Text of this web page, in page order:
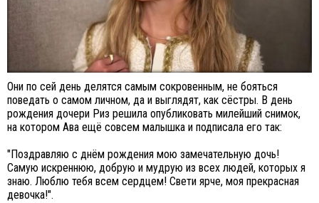
Они по сей день делятся самым сокровенным, не бояться
поведать о самом личном, да и выглядят, как сёстры. В день
рождения дочери Риз решила опубликовать милейший снимок,
на котором Ава ещё совсем малышка и подписала его так:
"Поздравляю с днём рождения мою замечательную дочь!
Самую искреннюю, добрую и мудрую из всех людей, которых я
знаю. Люблю тебя всем сердцем! Свети ярче, моя прекрасная
девочка!".